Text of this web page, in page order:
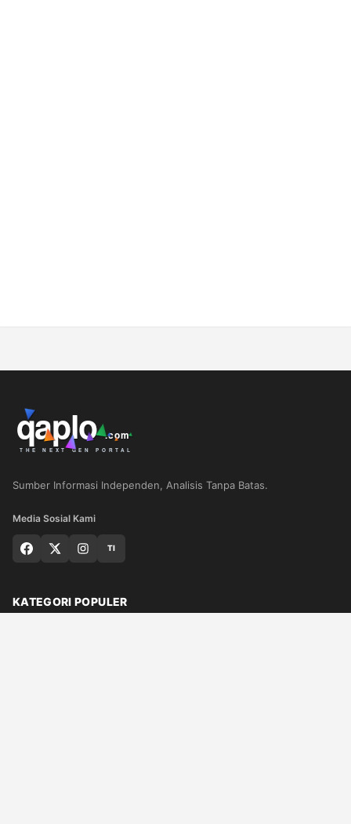
Sumber Informasi Independen, Analisis Tanpa Batas.
Media Sosial Kami
TI
KATEGORI POPULER